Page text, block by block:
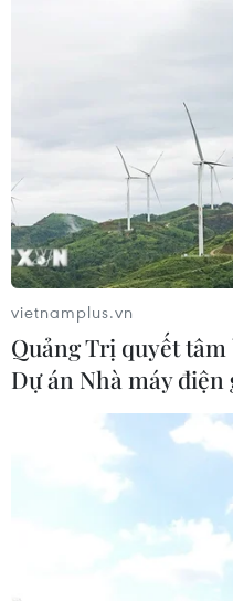
04/08/2026 01:03
Ukraine tiếp tục
kho hàng của nền tảng
Nga
03/08/2026 15:02
CƠ QUAN CHỦ QUẢN: THÔNG TẤN
vietnamplus.vn
Quảng Trị quyết
Dự án Nhà máy